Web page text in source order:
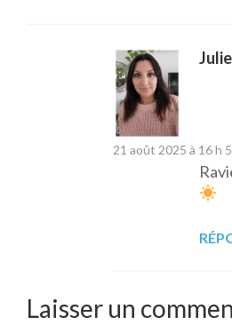
Julie
21 août 2025 à 16 h
Laisser un